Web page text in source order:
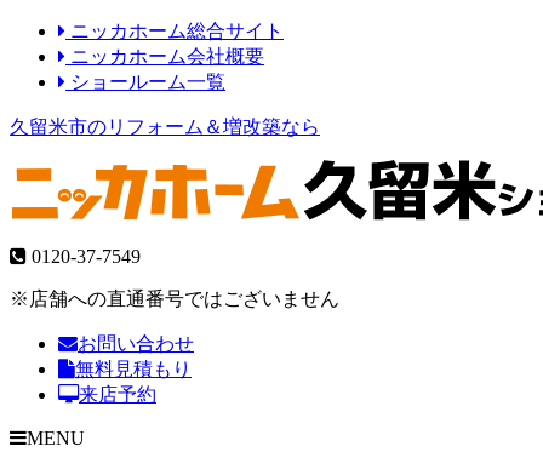
ニッカホーム総合サイト
ニッカホーム会社概要
ショールーム一覧
久留米市のリフォーム＆増改築なら
0120-37-7549
※店舗への直通番号ではございません
お問い合わせ
無料見積もり
来店予約
MENU